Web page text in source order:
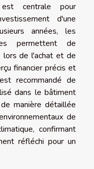
centrale pour
d'une
années, les
permettent de
lors de l'achat et de
financier précis et
recommandé de
dans le bâtiment
manière détaillée
de
confirmant
réfléchi pour un